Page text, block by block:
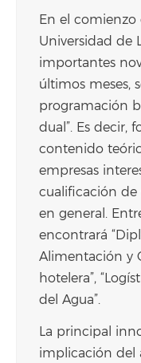
En el
Universidad de
importantes
últimos meses,
programación
dual”. Es decir,
contenido
empresas
cualificación de
en general.
encontrará
Alimentación y
hotelera”,
del Agua”.
La principal
implicación del